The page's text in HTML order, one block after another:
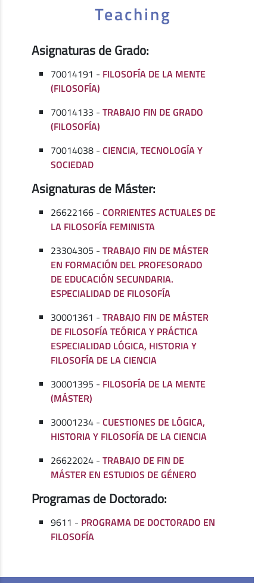
Teaching
Asignaturas de Grado:
70014191 - FILOSOFÍA DE LA MENTE
(FILOSOFÍA)
70014133 -TRABAJO FIN DE GRADO
(FILOSOFÍA)
70014038 -CIENCIA, TECNOLOGÍA Y
SOCIEDAD
Asignaturas de Máster:
26622166 -CORRIENTES ACTUALES DE
LA FILOSOFÍA FEMINISTA
23304305 -TRABAJO FIN DE MÁSTER
EN FORMACIÓN DEL PROFESORADO
DE EDUCACIÓN SECUNDARIA.
ESPECIALIDAD DE FILOSOFÍA
30001361 -TRABAJO FIN DE MÁSTER
DE FILOSOFÍA TEÓRICA Y PRÁCTICA
ESPECIALIDAD LÓGICA, HISTORIA Y
FILOSOFÍA DE LA CIENCIA
30001395 - FILOSOFÍA DE LA MENTE
(MÁSTER)
30001234 -CUESTIONES DE LÓGICA,
HISTORIA Y FILOSOFÍA DE LA CIENCIA
26622024 -TRABAJO DE FIN DE
MÁSTER EN ESTUDIOS DE GÉNERO
Programas de Doctorado:
9611 - PROGRAMA DE DOCTORADO EN
FILOSOFÍA